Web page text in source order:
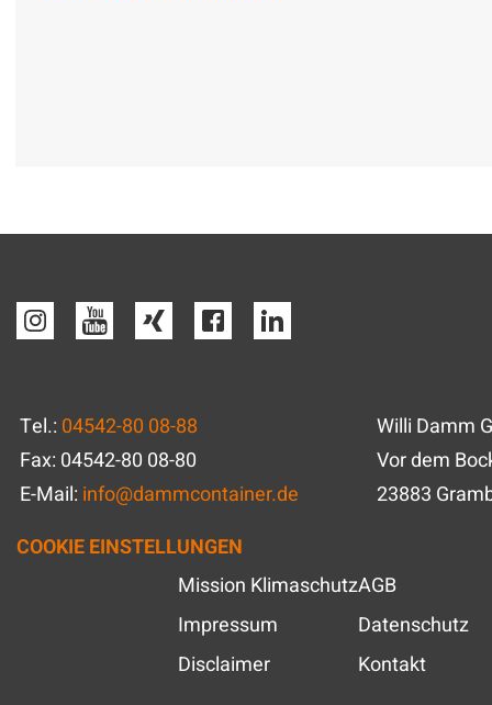
Tel.: 04542-80 08-88
Fax: 04542-80 08-80
E-Mail: info@dammcontainer.de
COOKIE EINSTELLUNGEN
Willi Damm
Vor dem
23883
Mission Klimaschutz
Impressum
Disclaimer
AGB
Datenschutz
Kontakt